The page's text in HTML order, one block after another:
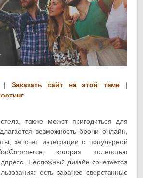
| Заказать сайт на этой теме |
также может пригодиться для
возможность брони онлайн,
за счет интеграции с популярной
которая полностью
Несложный дизайн сочетается
есть заранее сверстанные